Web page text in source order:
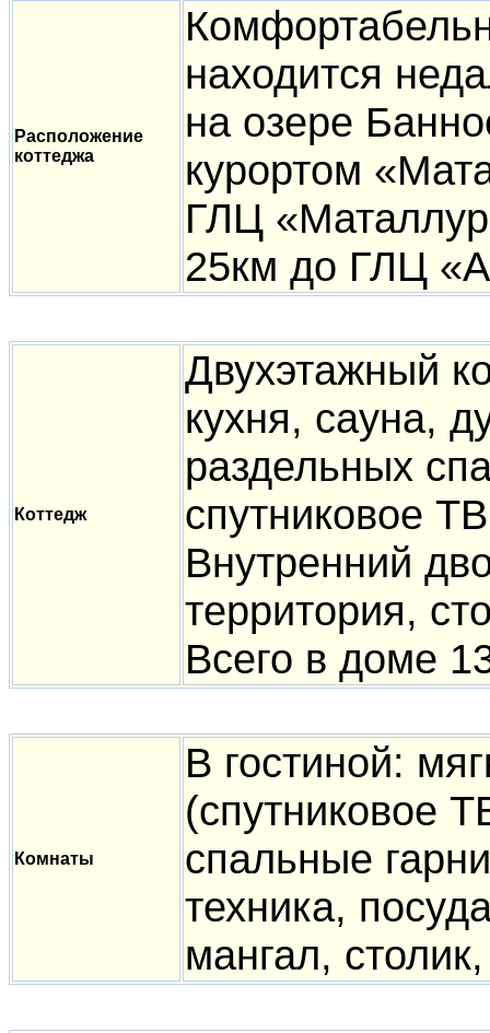
Расположение
коттеджа
находится
на озере
курортом
ГЛЦ
25км до ГЛЦ
Коттедж
Двухэтажный
кухня, сауна,
раздельных
спутниковое
Внутренний
территория,
Всего в доме
Комнаты
В гостиной:
(спутниковое
спальные
техника,
мангал,